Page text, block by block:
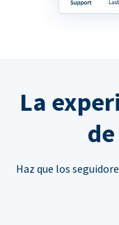
La
Haz que los